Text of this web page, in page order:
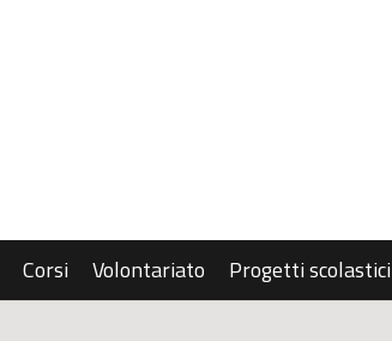
Corsi Volontariato Progetti scolastici